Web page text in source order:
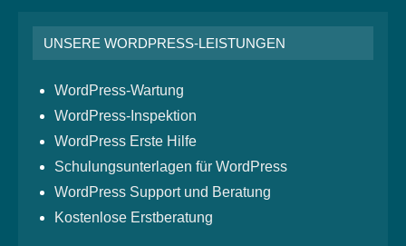
UNSERE WORDPRESS-LEISTUNGEN
WordPress-Wartung
WordPress-Inspektion
WordPress Erste Hilfe
Schulungsunterlagen für WordPress
WordPress Support und Beratung
Kostenlose Erstberatung